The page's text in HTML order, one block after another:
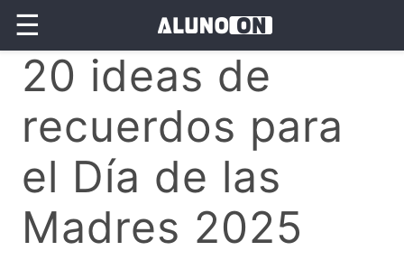
☰
20 ideas de
recuerdos para
el Día de las
Madres 2025